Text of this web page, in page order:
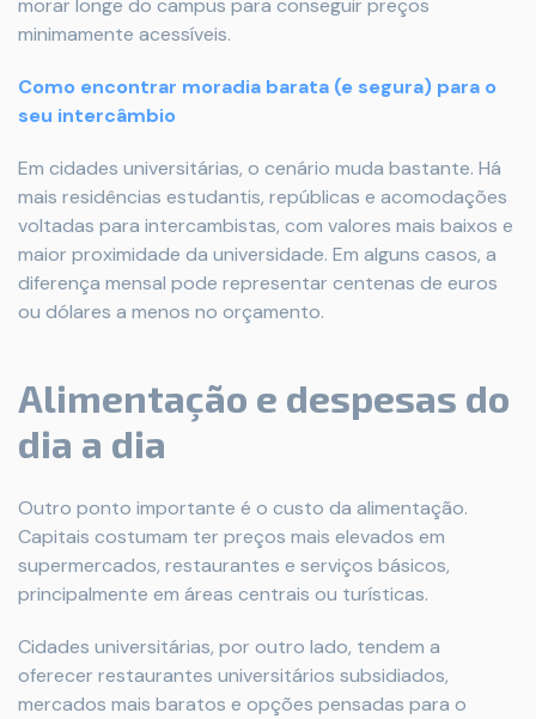
morar longe do campus para conseguir preços
minimamente acessíveis.
Como encontrar moradia barata (e segura) para o
seu intercâmbio
Em cidades universitárias, o cenário muda bastante. Há
mais residências estudantis, repúblicas e acomodações
voltadas para intercambistas, com valores mais baixos e
maior proximidade da universidade. Em alguns casos, a
diferença mensal pode representar centenas de euros
ou dólares a menos no orçamento.
Alimentação e despesas do
dia a dia
Outro ponto importante é o custo da alimentação.
Capitais costumam ter preços mais elevados em
supermercados, restaurantes e serviços básicos,
principalmente em áreas centrais ou turísticas.
Cidades universitárias, por outro lado, tendem a
oferecer restaurantes universitários subsidiados,
mercados mais baratos e opções pensadas para o